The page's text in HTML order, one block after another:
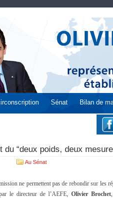
Sénat Bilan de
du “deux poids, deux
Au Sénat
ne permettent pas de rebondir sur les
le directeur de l’AEFE,Olivier Brochet